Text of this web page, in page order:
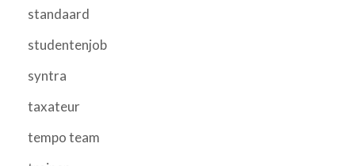
standaard
studentenjob
syntra
taxateur
tempo team